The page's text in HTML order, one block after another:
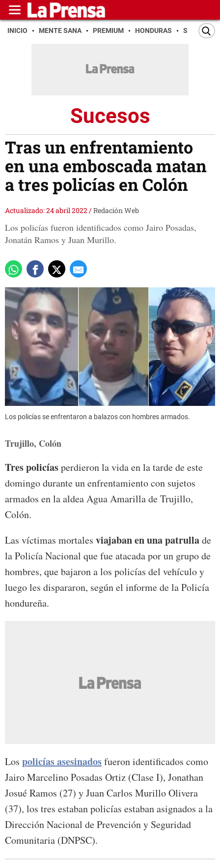
INICIO MENTE SANA PREMIUM HONDURAS SAN PEDRO
Sucesos
Tras un enfrentamiento
en una emboscada matan
a tres policías en Colón
Actualizado: 24 abril 2022/Redación Web
Los policías fueron identificados como Jairo Posadas,
Jonatán Ramos y Juan Murillo.
Los policías se enfrentaron a balazos con hombres armados.
Trujillo, Colón
Tres policíasperdieron la vida en la tarde de este
domingo durante un enfrentamiento con sujetos
armados en la aldea Agua Amarilla de Trujillo,
Colón.
Las víctimas mortales viajaban en una patrullade
la Policía Nacional que fue atacada por un grupo de
hombres, que bajaron a los policías del vehículo y
luego les dispararon, según el informe de la Policía
hondureña.
Los policías asesinadosfueron identificados como
Jairo Marcelino Posadas Ortiz (Clase I), Jonathan
Josué Ramos (27) y Juan Carlos Murillo Olivera
(37), los tres estaban policías estaban asignados a la
Dirección Nacional de Prevención y Seguridad
Comunitaria (DNPSC).